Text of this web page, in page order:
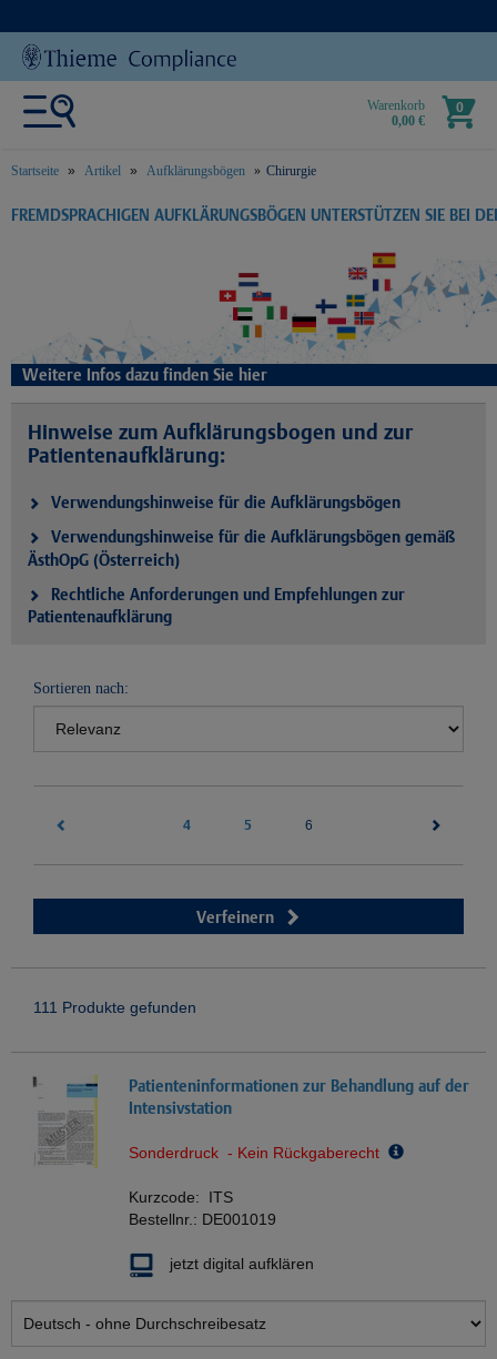
Warenkorb
0,00 €
0
Startseite Artikel Aufklärungsbögen Chirurgie
text.skipToContent
text.skipToNavigation
FREMDSPRACHIGEN AUFKLÄRUNGSBÖGEN UNTERSTÜTZEN SIE BEI
Weitere Infos dazu finden Sie hier
Hinweise zum Aufklärungsbogen und zur
Patientenaufklärung:
Verwendungshinweise für die Aufklärungsbögen
Verwendungshinweise für die Aufklärungsbögen gemäß
ÄsthOpG (Österreich)
Rechtliche Anforderungen und Empfehlungen zur
Patientenaufklärung
Sortieren nach:
4 5 6
Verfeinern
111 Produkte gefunden
Patienteninformationen zur Behandlung auf der
Intensivstation
Sonderdruck - Kein Rückgaberecht
Kurzcode: ITS
Bestellnr.: DE001019
jetzt digital aufklären